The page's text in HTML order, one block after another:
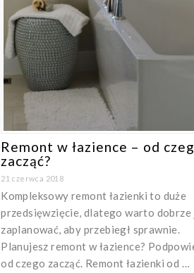
Remont w łazience – od
zacząć?
21 czerwca 2018
Kompleksowy remont łazienki to duże
przedsięwzięcie, dlatego warto dobrze
zaplanować, aby przebiegł sprawnie.
Planujesz remont w łazience?
od czego zacząć. Remont łazienki od …